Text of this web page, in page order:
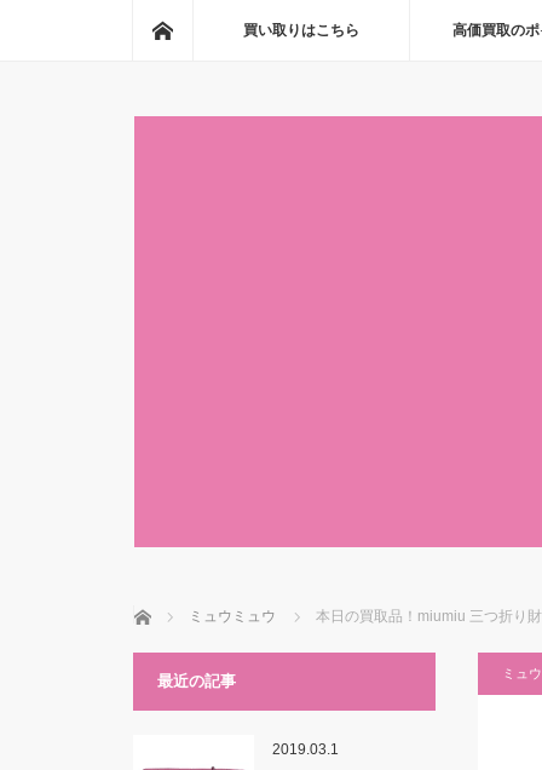
ホーム買い取りはこちら 高価買取の
ホーム ミュウミュウ 本日の買取品！miumiu 三つ折り
ミュ
最近の記事
2019.03.1